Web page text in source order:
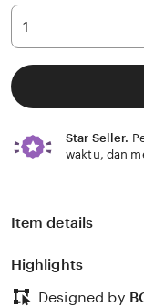
Star Seller.
waktu, dan
Item details
Highlights
Designed by